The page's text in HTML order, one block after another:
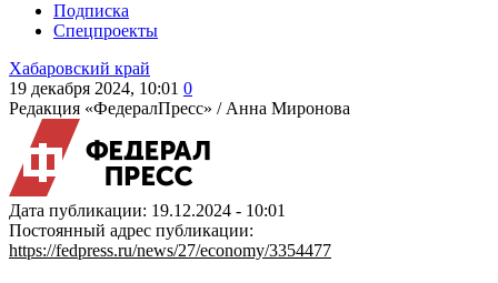
Подписка
Спецпроекты
Хабаровский край
19 декабря 2024, 10:01 0
Редакция «ФедералПресс» / Анна Миронова
Дата публикации: 19.12.2024 - 10:01
Постоянный адрес публикации:
https://fedpress.ru/news/27/economy/3354477